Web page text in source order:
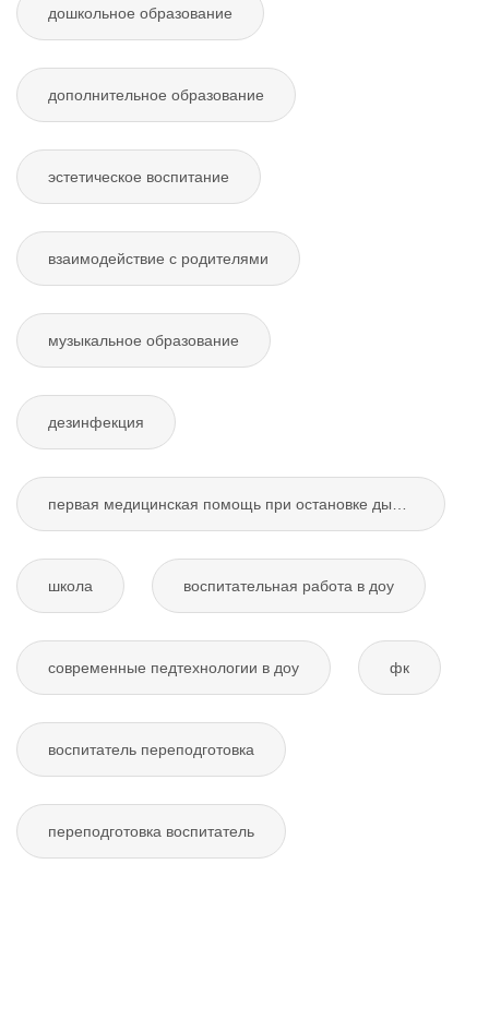
дошкольное образование
дополнительное образование
эстетическое воспитание
взаимодействие с родителями
музыкальное образование
дезинфекция
школа воспитательная работа в доу
современные педтехнологии в доу фк
воспитатель переподготовка
переподготовка воспитатель